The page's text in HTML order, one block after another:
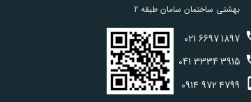
بهشتی ساختمان سامان طبقه 2
021 66971897
041 33343915
0914 9724799